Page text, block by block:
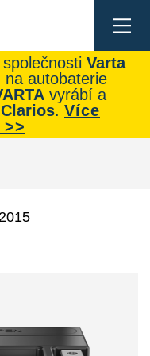
Varta
na autobaterie
vyrábí a
Clarios. Více